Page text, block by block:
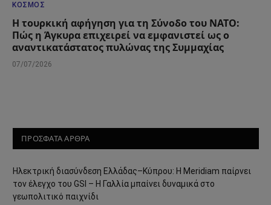
ΚΌΣΜΟΣ
Η τουρκική αφήγηση για τη Σύνοδο του ΝΑΤΟ:
Πώς η Άγκυρα επιχειρεί να εμφανιστεί ως ο
αναντικατάστατος πυλώνας της Συμμαχίας
07/07/2026
ΠΡΟΣΦΑΤΑ ΑΡΘΡΑ
Ηλεκτρική διασύνδεση Ελλάδας–Κύπρου: Η Meridiam παίρνει
τον έλεγχο του GSI – Η Γαλλία μπαίνει δυναμικά στο
γεωπολιτικό παιχνίδι